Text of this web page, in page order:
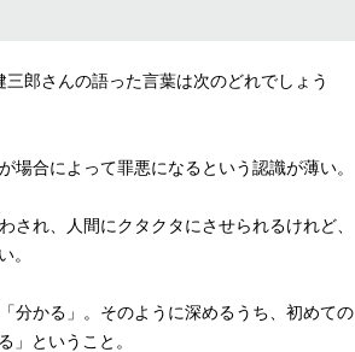
郎さんの語った言葉は次のどれでしょう
場合によって罪悪になるという認識が薄い。
され、人間にクタクタにさせられるけれど、
。
分かる」。そのように深めるうち、初めての
」ということ。